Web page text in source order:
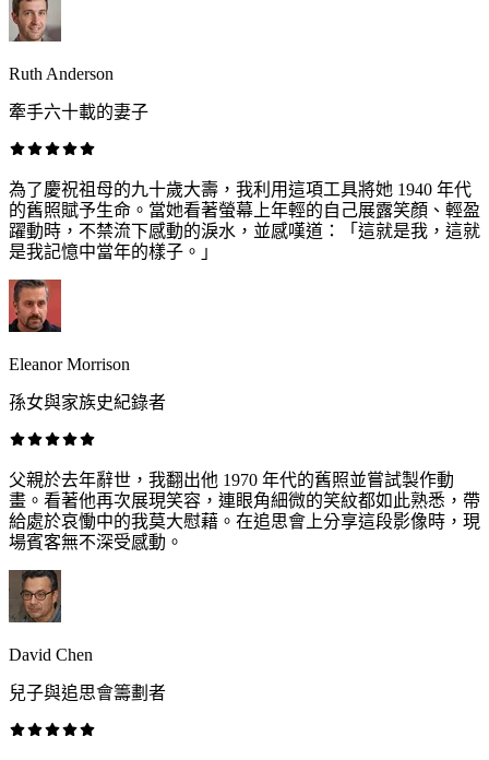
Ruth Anderson
牽手六十載的妻子
為了慶祝祖母的九十歲大壽，我利用這項工具將她 1940 年代
的舊照賦予生命。當她看著螢幕上年輕的自己展露笑顏、輕盈
躍動時，不禁流下感動的淚水，並感嘆道：「這就是我，這就
是我記憶中當年的樣子。」
Eleanor Morrison
孫女與家族史紀錄者
父親於去年辭世，我翻出他 1970 年代的舊照並嘗試製作動
畫。看著他再次展現笑容，連眼角細微的笑紋都如此熟悉，帶
給處於哀慟中的我莫大慰藉。在追思會上分享這段影像時，現
場賓客無不深受感動。
David Chen
兒子與追思會籌劃者